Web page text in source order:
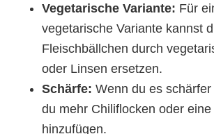
Vegetarische Variante: Für
vegetarische Variante kannst
Fleischbällchen durch
oder Linsen ersetzen.
Schärfe: Wenn du es
du mehr Chiliflocken oder
hinzufügen.